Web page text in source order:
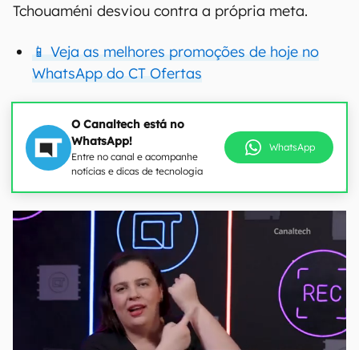
Tchouaméni desviou contra a própria meta.
📱 Veja as melhores promoções de hoje no
WhatsApp do CT Ofertas
O Canaltech está no
WhatsApp!
Entre no canal e acompanhe
notícias e dicas de tecnologia
WhatsApp